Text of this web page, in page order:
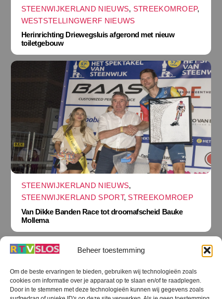
Beheer toestemming
Om de beste ervaringen te bieden, gebruiken wij technologieën zoals
cookies om informatie over je apparaat op te slaan en/of te raadplegen.
Door in te stemmen met deze technologieën kunnen wij gegevens zoals
STEENWIJKERLAND NIEUWS, STREEKOMROEP,
WESTSTELLINGWERF NIEUWS
Herinrichting Driewegsluis afgerond met nieuw
toiletgebouw
STEENWIJKERLAND NIEUWS,
STEENWIJKERLAND SPORT, STREEKOMROEP
Van Dikke Banden Race tot droomafscheid Bauke
Mollema
Terug
naar
boven